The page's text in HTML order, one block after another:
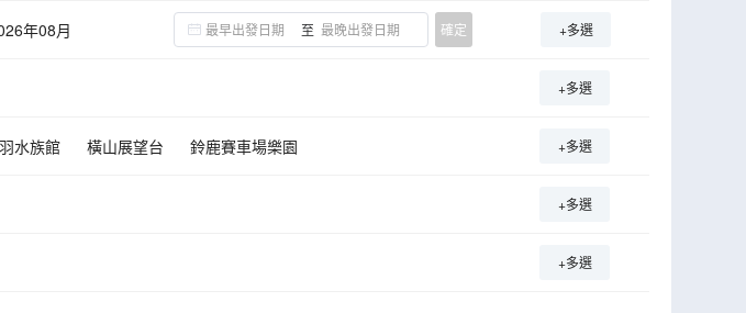
年08月 至 確定 +多選
+多選
水族館 橫山展望台 鈴鹿賽車場樂園 +多選
+多選
+多選